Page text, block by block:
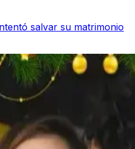
salvar su matrimonio